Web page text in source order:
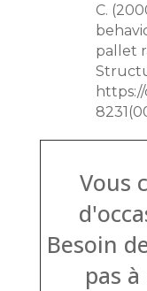
C.
pallet
https://
Vous
Besoin
pas